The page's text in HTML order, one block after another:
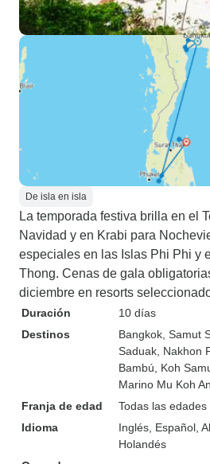
De isla en isla
La temporada festiva brilla en el
Navidad y en Krabi para
especiales en las Islas Phi Phi y
Thong. Cenas de gala
diciembre en resorts
Duración
10 días
Destinos
Bangkok , Samut
Saduak , Nakhon
Bambú , Koh
Marino Mu Koh
Franja de edad
Todas las
Idioma
Inglés, Español,
Holandés